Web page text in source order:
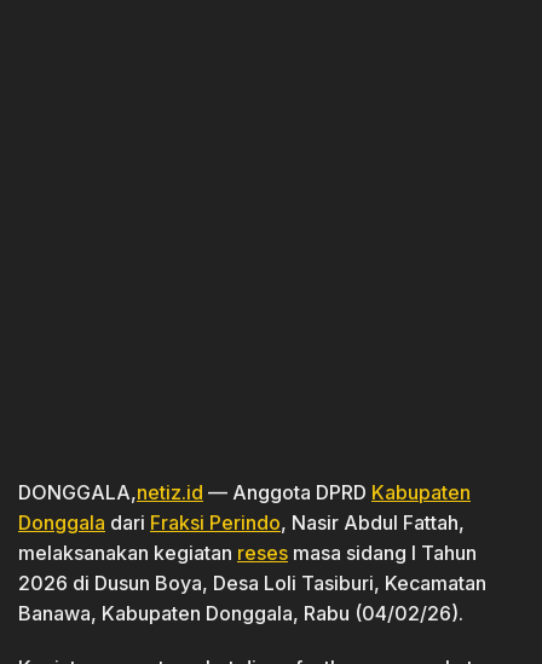
DONGGALA,netiz.id — Anggota DPRD Kabupaten
Donggala dari Fraksi Perindo, Nasir Abdul Fattah,
melaksanakan kegiatan reses masa sidang I Tahun
2026 di Dusun Boya, Desa Loli Tasiburi, Kecamatan
Banawa, Kabupaten Donggala, Rabu (04/02/26).